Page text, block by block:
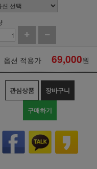
옵션 적용가 69,000원
관심상품 장바구니
구매하기